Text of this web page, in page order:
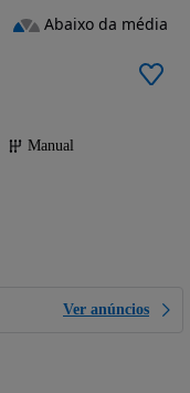
Manual
Ver anúncios
Abaixo da média